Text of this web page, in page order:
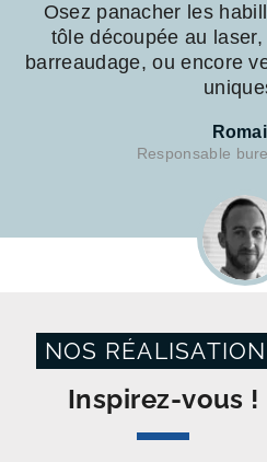
Osez panacher les
tôle découpée au
barreaudage, ou encore
Responsable
NOS
Inspirez-vous !